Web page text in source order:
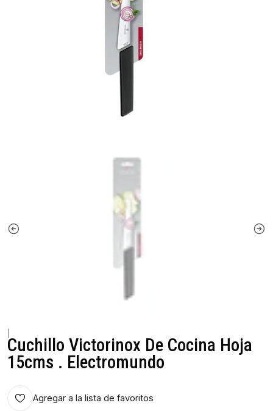
Cuchillo Victorinox De Cocina Hoja
15cms . Electromundo
Agregar a la lista de favoritos